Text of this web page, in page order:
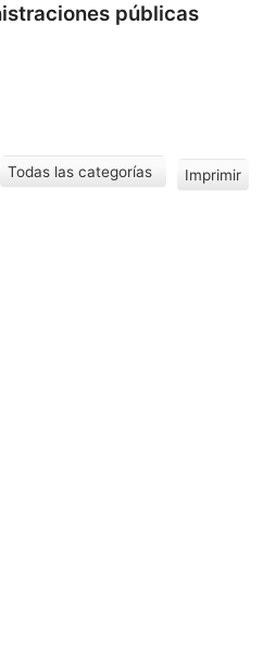
públicas
Todas las categorías Imprimir
V